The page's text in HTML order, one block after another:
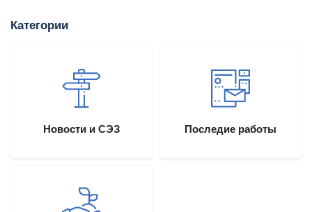
Категории
Новости и СЭЗ Последие работы